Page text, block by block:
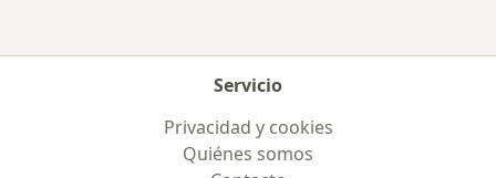
Servicio
Privacidad y cookies
Quiénes somos